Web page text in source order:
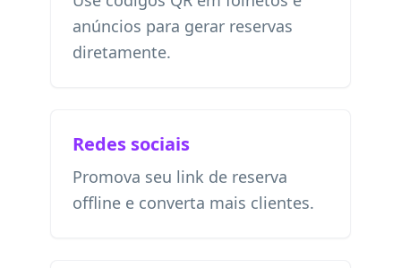
anúncios para gerar reservas
diretamente.
Redes sociais
Promova seu link de reserva
offline e converta mais clientes.